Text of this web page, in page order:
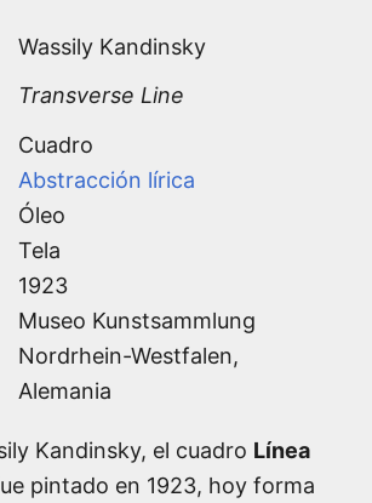
Wassily Kandinsky
Transverse Line
Cuadro
Abstracción lírica
Óleo
Tela
1923
Museo Kunstsammlung
Nordrhein-Westfalen,
Alemania
Kandinsky, el cuadro Línea
pintado en 1923, hoy forma